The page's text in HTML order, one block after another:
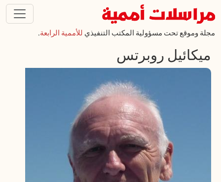
تجاوز إلى المحتوى الرئيسي
مجلة وموقع تحت مسؤولية المكتب التنفيذي للأممية الرابعة.
ميكائيل روبرتس